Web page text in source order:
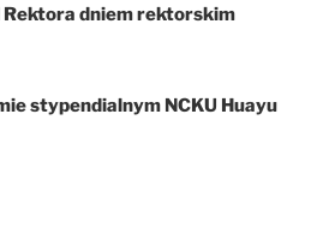
Rektora dniem rektorskim
stypendialnym NCKU Huayu